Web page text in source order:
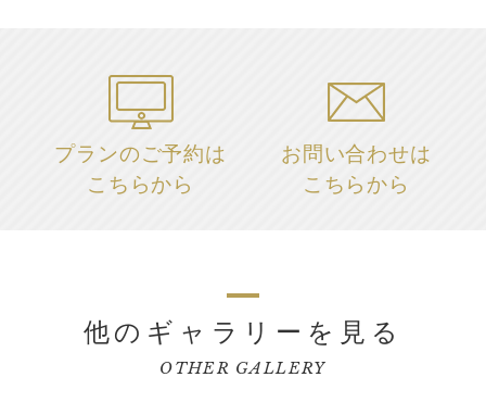
プランのご予約は
こちらから
お問い合わせは
こちらから
他のギャラリーを見る
OTHER GALLERY